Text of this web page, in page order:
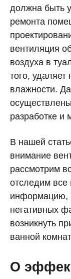
должна быть
ремонта
вентиляция
воздуха в
того, удаляет
влажности.
разработке и
В нашей
внимание
рассмотрим
отследим
информацию,
негативных
возникнуть
ванной
О